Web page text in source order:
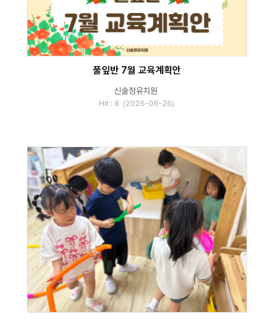
풀잎반 7월 교육계획안
신솔정유치원
Hit : 8 (2026-06-26)